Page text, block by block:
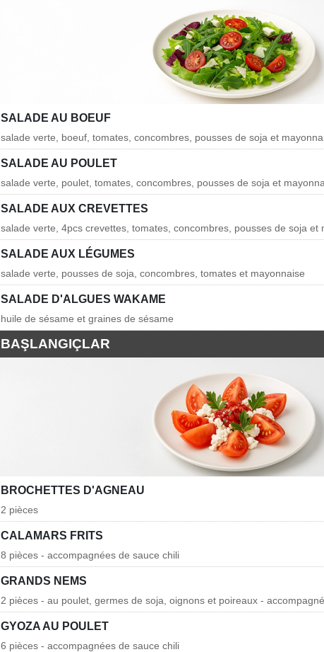
SALADE AU BOEUF
salade verte, boeuf, tomates, concombres, pousses de soja et
SALADE AU POULET
salade verte, poulet, tomates, concombres, pousses de soja et
SALADE AUX CREVETTES
salade verte, 4pcs crevettes, tomates, concombres, pousses de soja et
SALADE AUX LÉGUMES
salade verte, pousses de soja, concombres, tomates et mayonnaise
SALADE D'ALGUES WAKAME
huile de sésame et graines de sésame
BAŞLANGIÇLAR
BROCHETTES D'AGNEAU
2 pièces
CALAMARS FRITS
8 pièces - accompagnées de sauce chili
GRANDS NEMS
2 pièces - au poulet, germes de soja, oignons et poireaux -
GYOZA AU POULET
6 pièces - accompagnées de sauce chili